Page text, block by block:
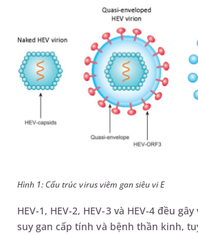
Hình 1: Cấu trúc virus viêm gan siêu vi E
HEV-1, HEV-2, HEV-3 và HEV-4 đều
suy gan cấp tính và bệnh thần kinh,